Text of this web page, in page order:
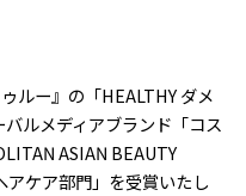
ルー』の「HEALTHY ダメ
ルメディアブランド「コス
ASIAN BEAUTY
ケア部門」を受賞いたし